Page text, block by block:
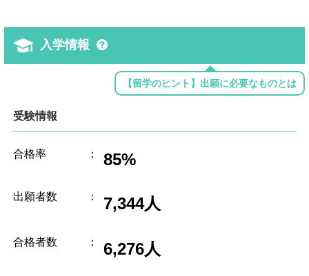
入学情報
【留学のヒント】出願に必要なものとは
受験情報
合格率 ： 85%
出願者数 ： 7,344人
合格者数 ： 6,276人